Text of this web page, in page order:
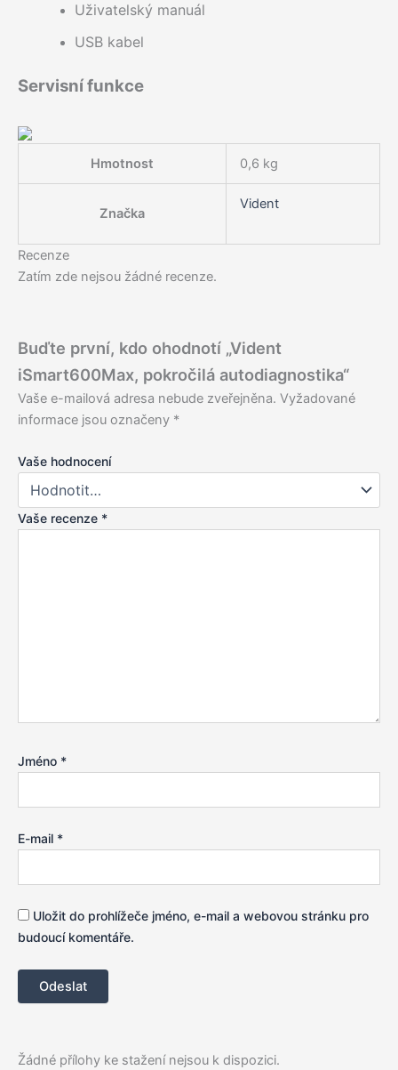
Uživatelský manuál
USB kabel
Servisní funkce
Hmotnost 0,6 kg
Značka
Vident
Recenze
Zatím zde nejsou žádné recenze.
Buďte první, kdo ohodnotí „Vident
iSmart600Max, pokročilá autodiagnostika“
Vaše e-mailová adresa nebude zveřejněna. Vyžadované
informace jsou označeny *
Vaše hodnocení
Vaše recenze *
Jméno *
E-mail *
Uložit do prohlížeče jméno, e-mail a webovou stránku pro
budoucí komentáře.
Žádné přílohy ke stažení nejsou k dispozici.